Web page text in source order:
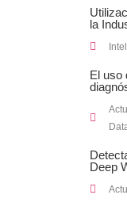
la
El uso
Deep